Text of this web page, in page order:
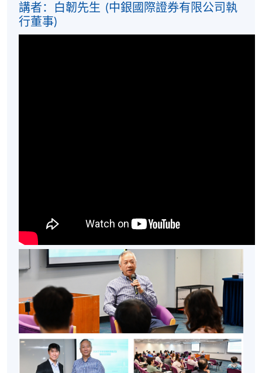
講者：白韌先生 (中銀國際證券有限公司執
行董事)